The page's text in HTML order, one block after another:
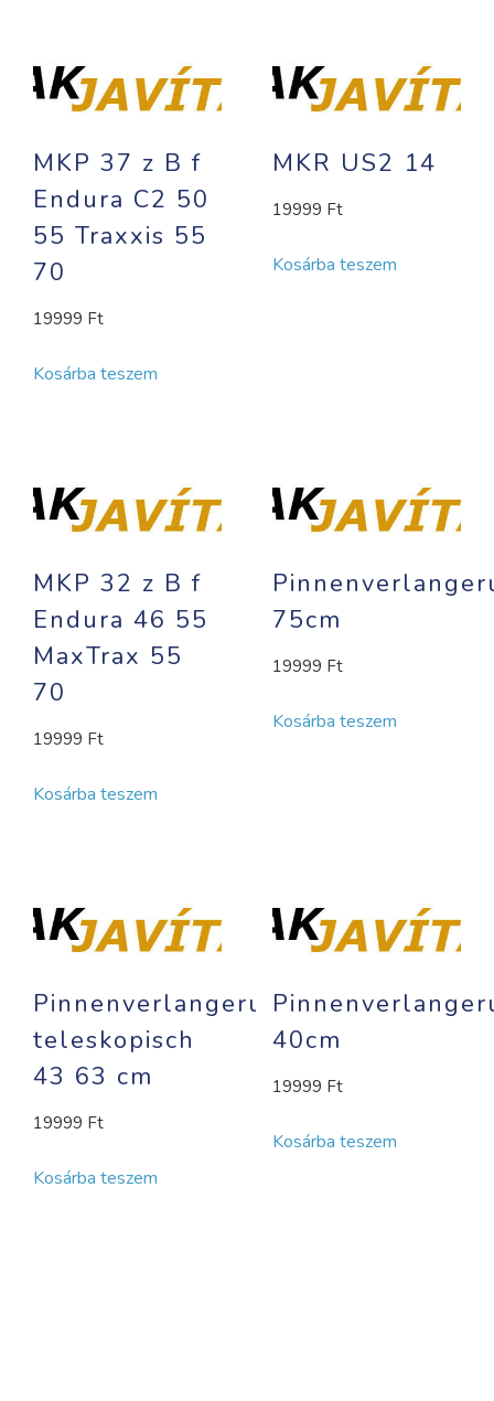
MKP 37 z B f
Endura C2 50
55 Traxxis 55
70
19999 Ft
Kosárba teszem
MKR US2 14
19999 Ft
Kosárba teszem
MKP 32 z B f
Endura 46 55
MaxTrax 55
70
19999 Ft
Kosárba teszem
75cm
19999 Ft
Kosárba teszem
Pinnenverlangerung
teleskopisch
43 63 cm
19999 Ft
Kosárba teszem
40cm
19999 Ft
Kosárba teszem